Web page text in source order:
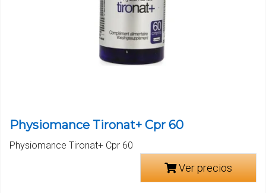
Physiomance Tironat+ Cpr 60
Physiomance Tironat+ Cpr 60
Ver precios